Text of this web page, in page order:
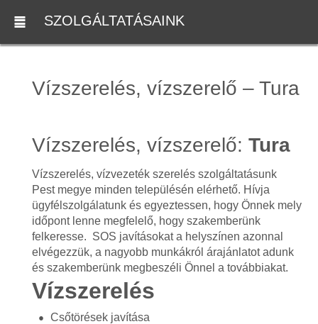
SZOLGÁLTATÁSAINK
Vízszerelés, vízszerelő – Tura
Vízszerelés, vízszerelő: Tura
Vízszerelés, vízvezeték szerelés szolgáltatásunk
Pest megye minden településén elérhető. Hívja
ügyfélszolgálatunk és egyeztessen, hogy Önnek mely
időpont lenne megfelelő, hogy szakemberünk
felkeresse. SOS javításokat a helyszínen azonnal
elvégezzük, a nagyobb munkákról árajánlatot adunk
és szakemberünk megbeszéli Önnel a továbbiakat.
Vízszerelés
Csőtörések javítása